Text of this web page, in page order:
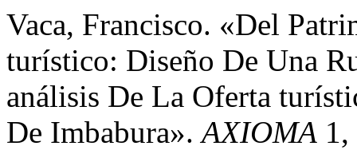
Vaca, Francisco. «Del
turístico: Diseño De Una
análisis De La Oferta
De Imbabura».AXIOMA